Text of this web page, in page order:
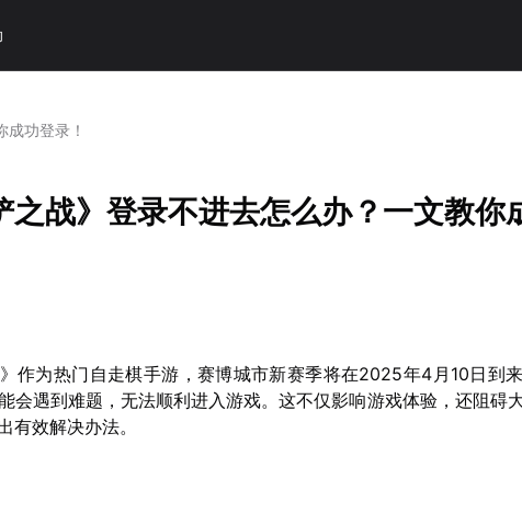
成功登录！
之战》登录不进去怎么办？一文教你
》作为热门自走棋手游，赛博城市新赛季将在2025年4月10日到
会遇到难题，无法顺利进入游戏。这不仅影响游戏体验，还阻碍
有效解决办法。